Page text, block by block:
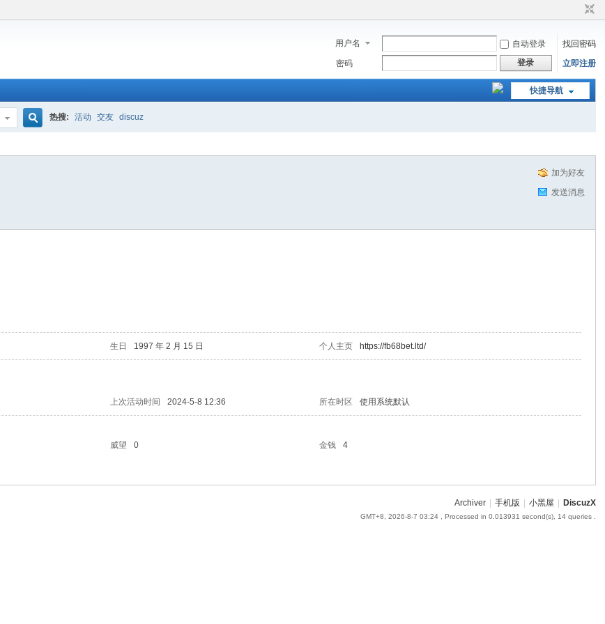
用户名 自动登录
找回密码
密码
登录 立即注册
快捷导航
热搜: 活动 交友 discuz
加为好友
发送消息
生日 1997 年 2 月 15 日 个人主页 https://fb68bet.ltd/
上次活动时间 2024-5-8 12:36 所在时区 使用系统默认
威望 0 金钱
4
Archiver 手机版 小黑屋 DiscuzX
GMT+8, 2026-8-7 03:24, Processed in 0.013931 second(s), 14 queries .